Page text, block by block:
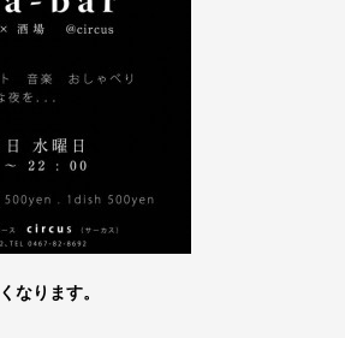
なります。